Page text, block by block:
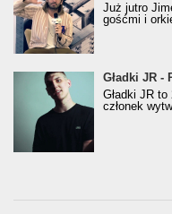
Już jutro
gośćmi i
Gładki JR - Patoshot
Gładki JR -
Gładki JR
członek